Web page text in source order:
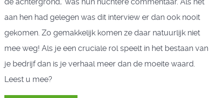
aan hen had gelegen was dit interview er dan ook nooit
gekomen. Zo gemakkelijk komen ze daar natuurlijk niet
mee weg! Als je een cruciale rol speelt in het bestaan van
je bedrijf dan is je verhaal meer dan de moeite waard.
Leest u mee?